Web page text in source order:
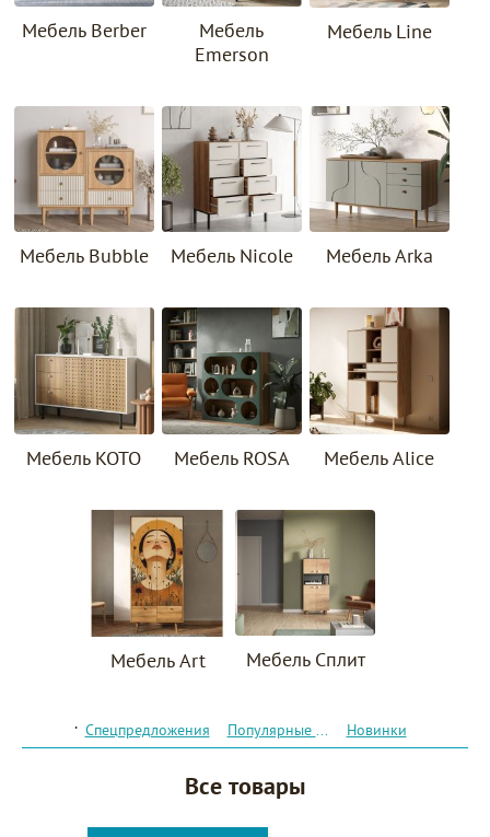
Мебель Berber
Мебель
Emerson
Мебель Line
Мебель Bubble Мебель Nicole Мебель Arka
Мебель KOTO Мебель ROSA Мебель Alice
Мебель Art Мебель Сплит
. Спецпредложения Популярные товары Новинки
Все товары